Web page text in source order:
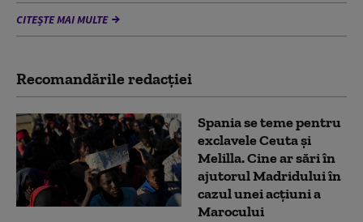
CITEȘTE MAI MULTE
Recomandările redacţiei
Spania se teme pentru
exclavele Ceuta și
Melilla. Cine ar sări în
ajutorul Madridului în
cazul unei acțiuni a
Marocului